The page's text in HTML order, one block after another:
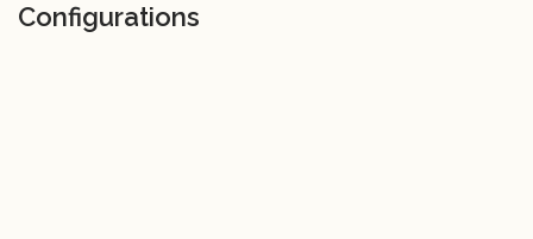
Configurations